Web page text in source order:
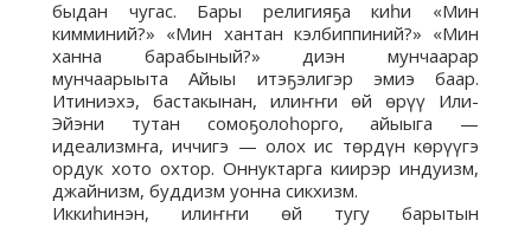
быдан чугас. Бары религияҕа киһи «Мин
кимминий?» «Мин хантан кэлбиппиний?» «Мин
ханна барабыный?» диэн мунчаарар
мунчаарыыта Айыы итэҕэлигэр эмиэ баар.
Итиниэхэ, бастакынан, илиҥҥи өй өрүү Или-
Эйэни тутан сомоҕолоһорго, айыыга —
идеализмҥа, иччигэ — олох ис төрдүн көрүүгэ
ордук хото охтор. Оннуктарга киирэр индуизм,
джайнизм, буддизм уонна сикхизм.
Иккиһинэн, илиҥҥи өй тугу барытын